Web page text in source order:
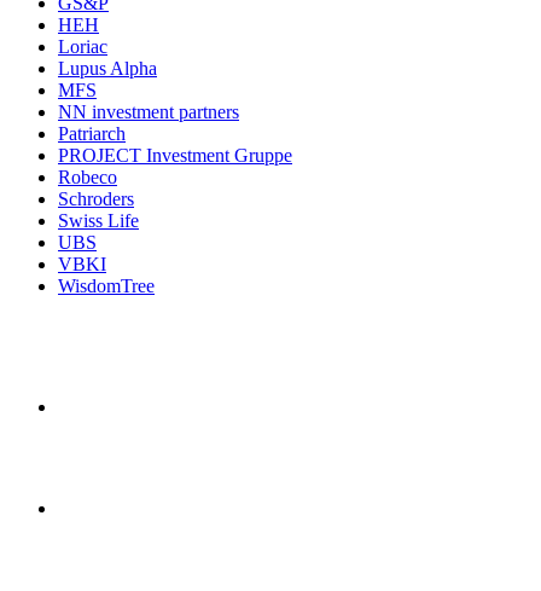
HEH
Loriac
Lupus Alpha
MFS
NN investment partners
Patriarch
PROJECT Investment Gruppe
Robeco
Schroders
Swiss Life
UBS
VBKI
WisdomTree